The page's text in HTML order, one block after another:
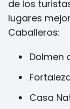
de los
lugares
Caballeros:
Dolmen
Casa